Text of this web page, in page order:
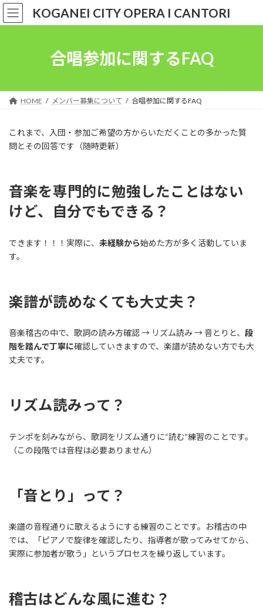
コ
ン
ナ
ビ
KOGANEI CITY OPERA I CANTORI
合唱参加に関するFAQ
HOME メンバー募集について 合唱参加に関するFAQ
これまで、入団・参加ご希望の方からいただくことの多かった質
問とその回答です（随時更新）
音楽を専門的に勉強したことはない
けど、自分でもできる？
できます！！！実際に、 未経験から始めた方が多く活動していま
す。
楽譜が読めなくても大丈夫？
音楽稽古の中で、歌詞の読み方確認 → リズム読み → 音とりと、 段
階を踏んで丁寧に確認していきますので、楽譜が読めない方でも大
丈夫です。
リズム読みって？
テンポを刻みながら、歌詞をリズム通りに“読む”練習のことです。
（この段階では音程は必要ありません）
「音とり」って？
楽譜の音程通りに歌えるようにする練習のことです。お稽古の中
では、「ピアノで旋律を確認したり、指導者が歌ってみせてから、
実際に参加者が歌う」というプロセスを繰り返しています。
稽古はどんな風に進む？